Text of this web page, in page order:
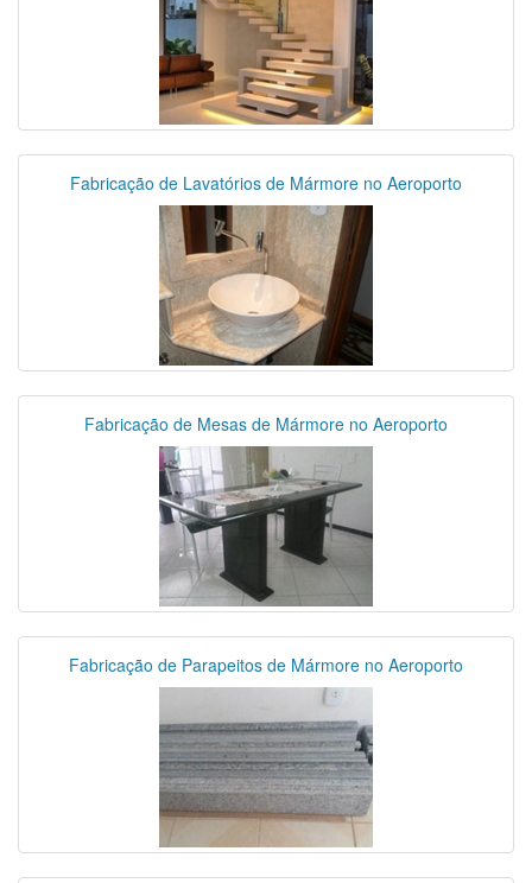
Fabricação de Lavatórios de Mármore no Aeroporto
Fabricação de Mesas de Mármore no Aeroporto
Fabricação de Parapeitos de Mármore no Aeroporto